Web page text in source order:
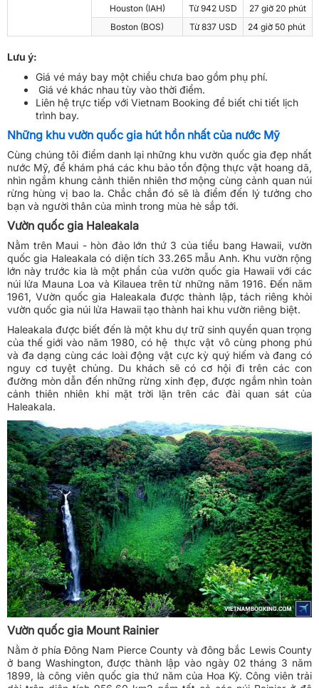
Houston (IAH)
Từ 942 USD
27 giờ 20 phút
Boston (BOS)
Từ 837 USD 24 giờ 50 phút
Lưu ý:
Giá vé máy bay một chiều chưa bao gồm phụ phí.
Giá vé khác nhau tùy vào thời điểm.
Liên hệ trực tiếp với Vietnam Booking để biết chi tiết lịch
trình bay.
Những khu vườn quốc gia hút hồn nhất của nước Mỹ
Cùng chúng tôi điểm danh lại những khu vườn quốc gia đẹp nhất
nước Mỹ, để khám phá các khu bảo tồn động thực vật hoang dã,
nhìn ngắm khung cảnh thiên nhiên thơ mộng cùng cảnh quan núi
rừng hùng vị bao la. Chắc chắn đó sẽ là điểm đến lý tưởng cho
bạn và người thân của mình trong mùa hè sắp tới.
Vườn quốc gia Haleakala
Nằm trên Maui - hòn đảo lớn thứ 3 của tiểu bang Hawaii, vườn
quốc gia Haleakala có diện tích 33.265 mẫu Anh. Khu vườn rộng
lớn này trước kia là một phần của vườn quốc gia Hawaii với các
núi lửa Mauna Loa và Kilauea trên từ những năm 1916. Đến năm
1961, Vườn quốc gia Haleakala được thành lập, tách riêng khỏi
vườn quốc gia núi lửa Hawaii tạo thành hai khu vườn riêng biệt.
Haleakala được biết đến là một khu dự trữ sinh quyển quan trọng
của thế giới vào năm 1980, có hệ thực vật vô cùng phong phú
và đa dạng cùng các loài động vật cực kỳ quý hiếm và đang có
nguy cơ tuyệt chủng. Du khách sẽ có cơ hội đi trên các con
đường mòn dẫn đến những rừng xinh đẹp, được ngắm nhìn toàn
cảnh thiên nhiên khi mặt trời lặn trên các đài quan sát của
Haleakala.
Vườn quốc gia Mount Rainier
Nằm ở phía Đông Nam Pierce County và đông bắc Lewis County
ở bang Washington, được thành lập vào ngày 02 tháng 3 năm
1899, là công viên quốc gia thứ năm của Hoa Kỳ. Công viên trải